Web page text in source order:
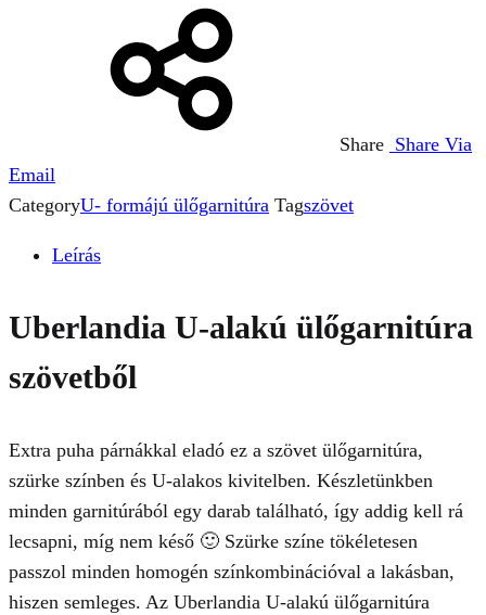
Share Share Via
Email
CategoryU- formájú ülőgarnitúra Tagszövet
Leírás
Uberlandia U-alakú ülőgarnitúra
szövetből
Extra puha párnákkal eladó ez a szövet ülőgarnitúra,
szürke színben és U-alakos kivitelben. Készletünkben
minden garnitúrából egy darab található, így addig kell rá
lecsapni, míg nem késő 🙂 Szürke színe tökéletesen
passzol minden homogén színkombinációval a lakásban,
hiszen semleges. Az Uberlandia U-alakú ülőgarnitúra